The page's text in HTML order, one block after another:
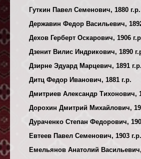
Гуткин Павел Семенович, 1880 г.р.
Державин Федор Васильевич,
Дехов Герберт Оскарович, 1906
Дзенит Вилис Индрикович, 1890
Дзирне Эдуард Марцевич, 1891 г.р.
Дитц Федор Иванович, 1881 г.р.
Дмитриев Александр Тихонович,
Дорохин Дмитрий Михайлович,
Дураченко Степан Федорович,
Евтеев Павел Семенович, 1903 г.р.
Емельянов Анатолий Васильевич,